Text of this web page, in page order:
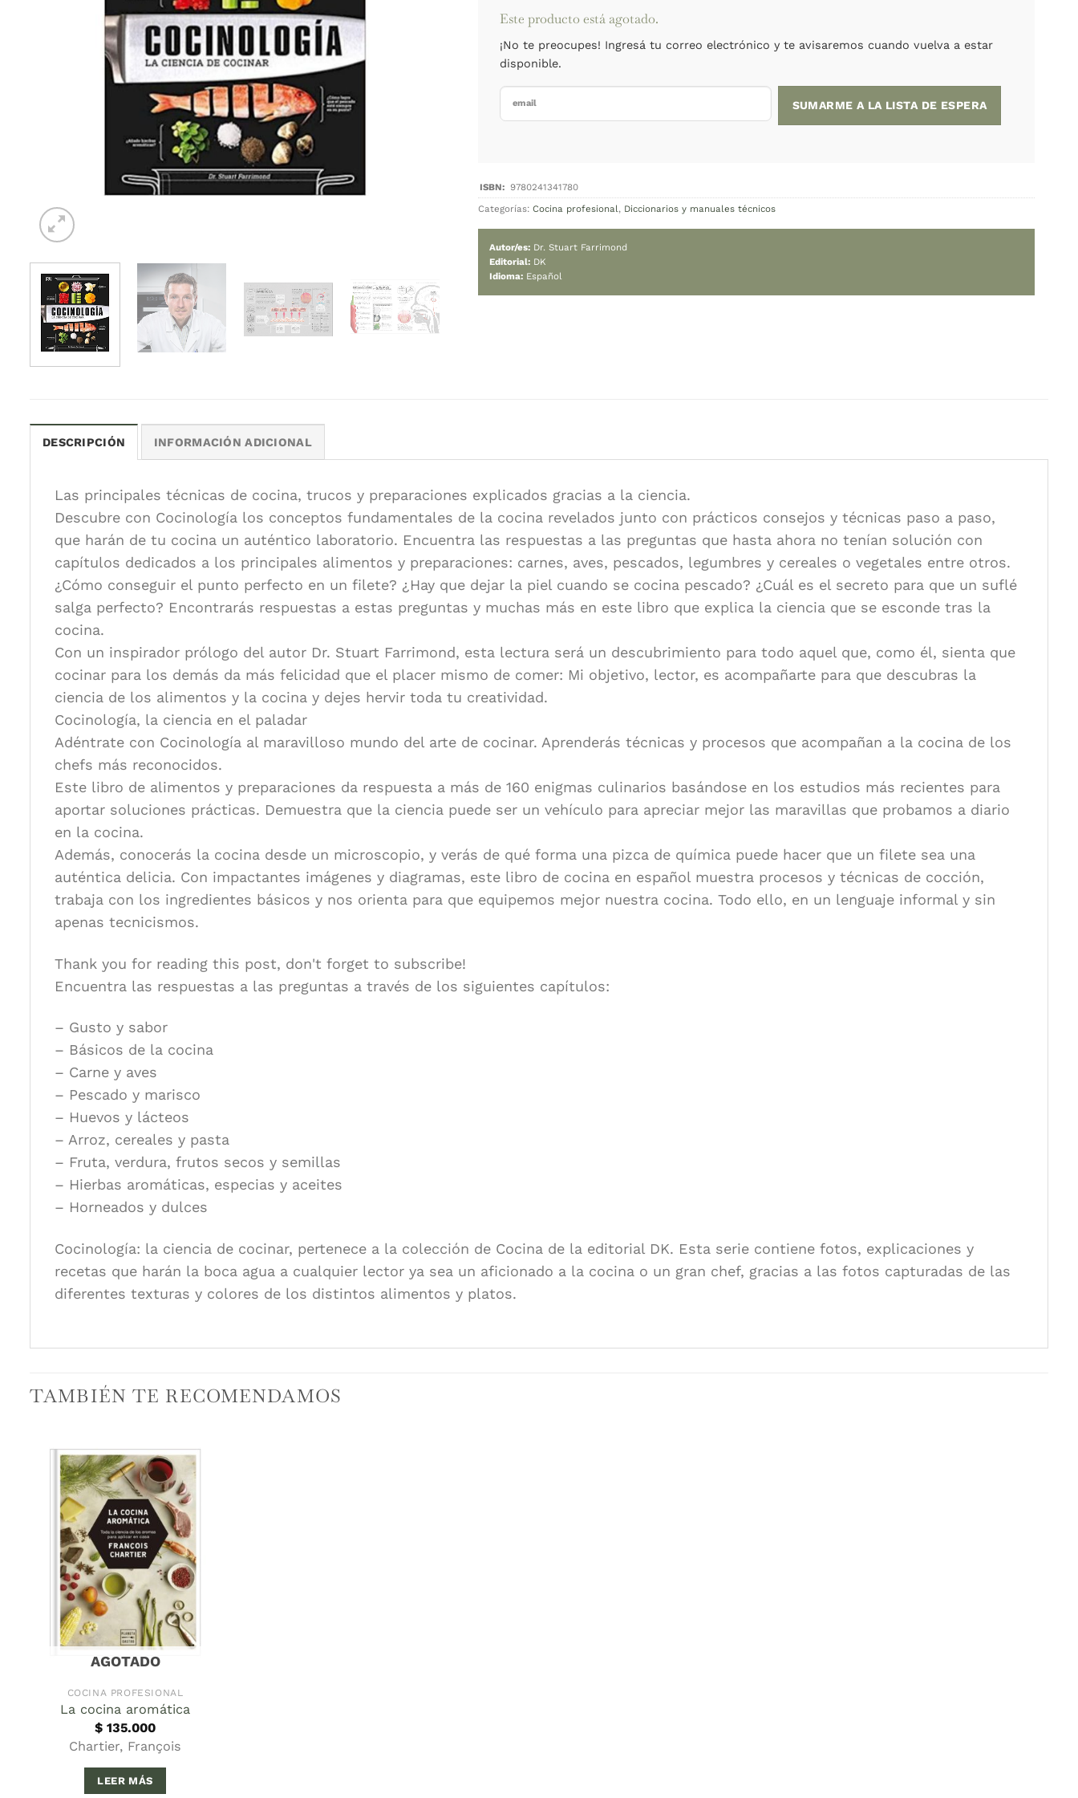
Cambiar moneda:
Agotado
Este producto está agotado.
DESCRIPCIÓN INFORMACIÓN ADICIONAL
Las principales técnicas de cocina, trucos y preparaciones explicados gracias a la ciencia.
Descubre con Cocinología los conceptos fundamentales de la cocina revelados junto con prácticos consejos y técnicas paso a paso,
que harán de tu cocina un auténtico laboratorio. Encuentra las respuestas a las preguntas que hasta ahora no tenían solución con
capítulos dedicados a los principales alimentos y preparaciones: carnes, aves, pescados, legumbres y cereales o vegetales entre otros.
¿Cómo conseguir el punto perfecto en un filete? ¿Hay que dejar la piel cuando se cocina pescado? ¿Cuál es el secreto para que un suflé
salga perfecto? Encontrarás respuestas a estas preguntas y muchas más en este libro que explica la ciencia que se esconde tras la
cocina.
Con un inspirador prólogo del autor Dr. Stuart Farrimond, esta lectura será un descubrimiento para todo aquel que, como él, sienta que
cocinar para los demás da más felicidad que el placer mismo de comer: Mi objetivo, lector, es acompañarte para que descubras la
ciencia de los alimentos y la cocina y dejes hervir toda tu creatividad.
Cocinología, la ciencia en el paladar
Adéntrate con Cocinología al maravilloso mundo del arte de cocinar. Aprenderás técnicas y procesos que acompañan a la cocina de los
chefs más reconocidos.
Este libro de alimentos y preparaciones da respuesta a más de 160 enigmas culinarios basándose en los estudios más recientes para
aportar soluciones prácticas. Demuestra que la ciencia puede ser un vehículo para apreciar mejor las maravillas que probamos a diario
en la cocina.
Además, conocerás la cocina desde un microscopio, y verás de qué forma una pizca de química puede hacer que un filete sea una
auténtica delicia. Con impactantes imágenes y diagramas, este libro de cocina en español muestra procesos y técnicas de cocción,
trabaja con los ingredientes básicos y nos orienta para que equipemos mejor nuestra cocina. Todo ello, en un lenguaje informal y sin
apenas tecnicismos.
Thank you for reading this post, don't forget to subscribe!
Encuentra las respuestas a las preguntas a través de los siguientes capítulos:
– Gusto y sabor
– Básicos de la cocina
– Carne y aves
– Pescado y marisco
– Huevos y lácteos
– Arroz, cereales y pasta
– Fruta, verdura, frutos secos y semillas
– Hierbas aromáticas, especias y aceites
– Horneados y dulces
Cocinología: la ciencia de cocinar, pertenece a la colección de Cocina de la editorial DK. Esta serie contiene fotos, explicaciones y
recetas que harán la boca agua a cualquier lector ya sea un aficionado a la cocina o un gran chef, gracias a las fotos capturadas de las
diferentes texturas y colores de los distintos alimentos y platos.
TAMBIÉN TE RECOMENDAMOS
AGOTADO
COCINA PROFESIONAL
La cocina aromática
$ 135.000
Chartier, François
LEER MÁS